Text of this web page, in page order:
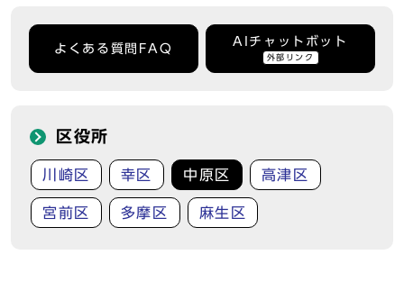
よくある質問FAQ
AIチャットボット
外部リンク
区役所
川崎区 幸区 中原区 高津区
宮前区 多摩区 麻生区